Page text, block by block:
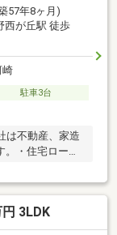
57年8ヶ月)
西が丘駅 徒歩
崎
駐車3台
は不動産、家造
・住宅ローン
いただきま
だきます！◆経
掛けておりま
ただきま
にお問い合わせ
3LDK